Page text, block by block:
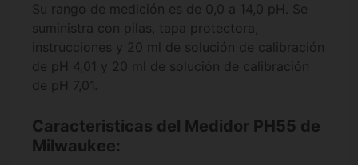
Su rango de medición es de 0,0 a 14,0 pH. Se
suministra con pilas, tapa protectora,
instrucciones y 20 ml de solución de calibración
de pH 4,01 y 20 ml de solución de calibración
de pH 7,01.
Caracteristicas del Medidor PH55 de
Milwaukee: